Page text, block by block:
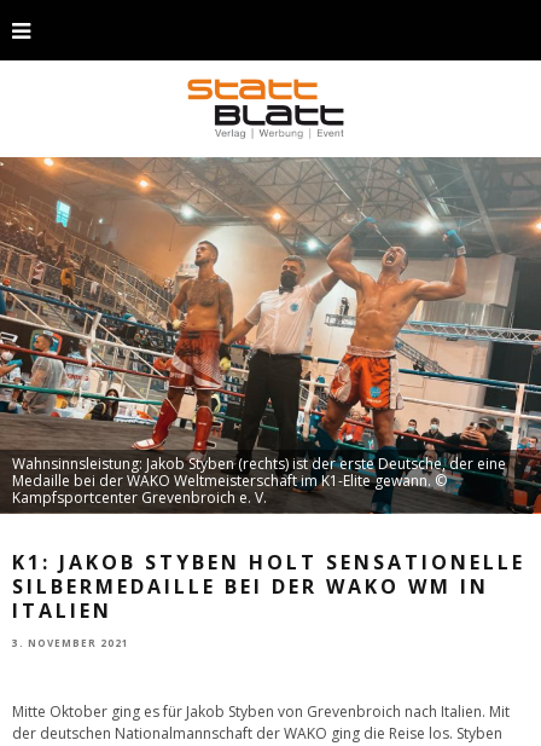
Wahnsinnsleistung: Jakob Styben (rechts) ist der erste Deutsche, der eine
Medaille bei der WAKO Weltmeisterschaft im K1-Elite gewann. ©
Kampfsportcenter Grevenbroich e. V.
K1: JAKOB STYBEN HOLT SENSATIONELLE
SILBERMEDAILLE BEI DER WAKO WM IN
ITALIEN
3. NOVEMBER 2021
Mitte Oktober ging es für Jakob Styben von Grevenbroich nach Italien. Mit
der deutschen Nationalmannschaft der WAKO ging die Reise los. Styben